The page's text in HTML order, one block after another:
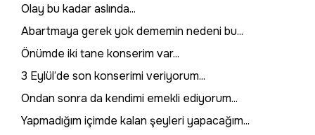
Olay bu kadar aslında...
Abartmaya gerek yok dememin nedeni bu...
Önümde iki tane konserim var...
3 Eylül’de son konserimi veriyorum...
Ondan sonra da kendimi emekli ediyorum...
Yapmadığım içimde kalan şeyleri yapacağım...